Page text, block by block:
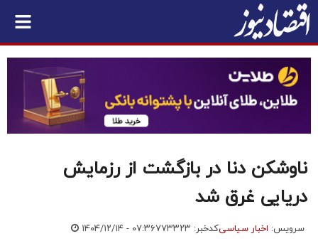
ناوشکن دنا در بازگشت از رزمایش
دریایی غرق شد
سرویس: اخبار سیاسیکدخبر: ۷۷۳۳۲۳ ۱۴۰۴/۱۲/۱۴ - ۰۷:۳۶